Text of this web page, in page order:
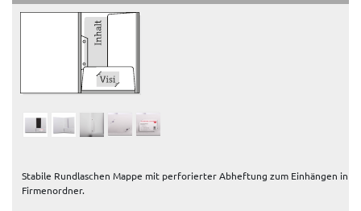
Stabile Rundlaschen Mappe mit perforierter Abheftung zum Einhängen in
Firmenordner.